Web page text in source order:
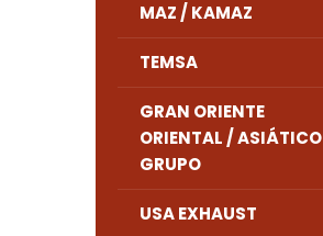
MAZ / KAMAZ
TEMSA
GRAN ORIENTE
ORIENTAL / ASIÁTICO
GRUPO
USA EXHAUST